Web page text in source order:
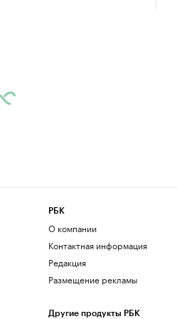
РБК
О компании
Контактная информация
Редакция
Размещение рекламы
Другие продукты РБК